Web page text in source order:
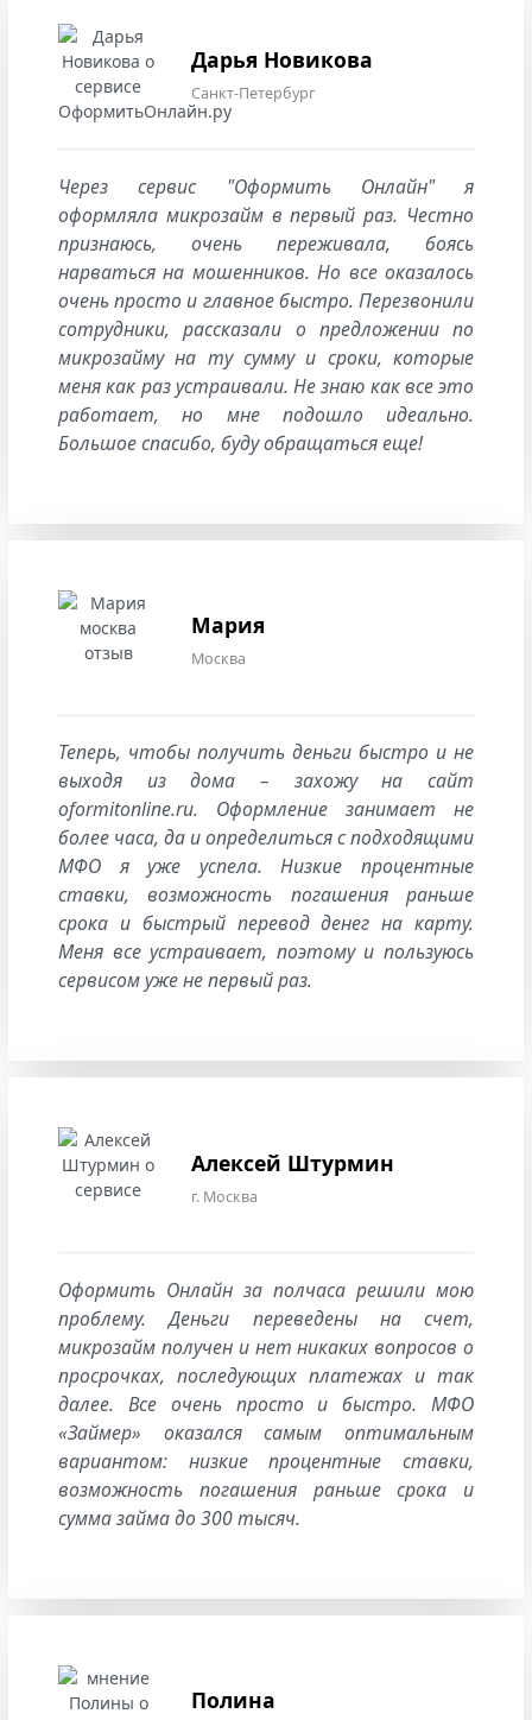
Дарья Новикова
Санкт-Петербург
Через сервис "Оформить Онлайн" я
оформляла микрозайм в первый раз. Честно
признаюсь, очень переживала, боясь
нарваться на мошенников. Но все оказалось
очень просто и главное быстро. Перезвонили
сотрудники, рассказали о предложении по
микрозайму на ту сумму и сроки, которые
меня как раз устраивали. Не знаю как все это
работает, но мне подошло идеально.
Большое спасибо, буду обращаться еще!
Мария
Москва
Теперь, чтобы получить деньги быстро и не
выходя из дома – захожу на сайт
oformitonline.ru. Оформление занимает не
более часа, да и определиться с подходящими
МФО я уже успела. Низкие процентные
ставки, возможность погашения раньше
срока и быстрый перевод денег на карту.
Меня все устраивает, поэтому и пользуюсь
сервисом уже не первый раз.
Алексей Штурмин
г. Москва
Оформить Онлайн за полчаса решили мою
проблему. Деньги переведены на счет,
микрозайм получен и нет никаких вопросов о
просрочках, последующих платежах и так
далее. Все очень просто и быстро. МФО
«Займер» оказался самым оптимальным
вариантом: низкие процентные ставки,
возможность погашения раньше срока и
сумма займа до 300 тысяч.
Полина